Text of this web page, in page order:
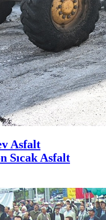
Asfalt
Sıcak Asfalt